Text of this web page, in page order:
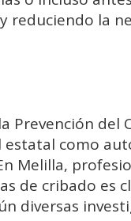
reduciendo la
Prevención del
como
Melilla,
de cribado es
diversas